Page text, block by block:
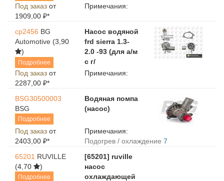
Под заказ от
1909,00 ₽*
Примечания:
cp2456 BG
Automotive (3,90
)
Подробнее
Насос водяной
frd sierra 1.3-
2.0 -93 (для а/м
с г/
Под заказ от
2287,00 ₽*
Примечания:
BSG30500003
BSG
Подробнее
Водяная помпа
(насос)
Под заказ от
2403,00 ₽*
Примечания:
Подогрев / охлаждение 7
65201 RUVILLE
(4,70
)
Подробнее
[65201] ruville
насос
охлаждающей